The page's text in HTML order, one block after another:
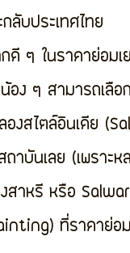
ลับประเทศไทย
ดี ๆ ในราคาย่อม
อง ๆ สามารถเ
งสไตล์อินเดีย
ถาบันเลย (เพรา
สาหรี หรือ
ที่ราคาย่